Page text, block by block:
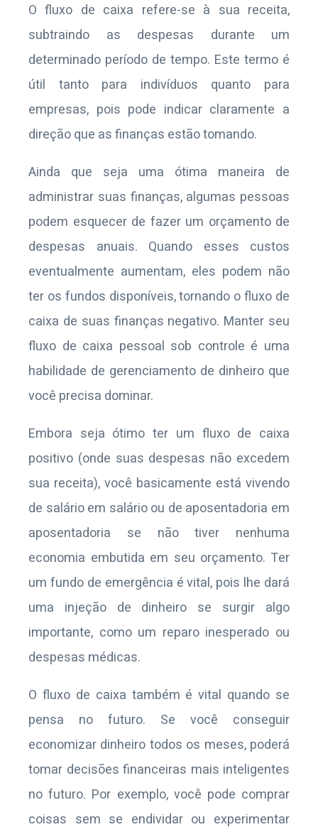
O fluxo de caixa refere-se à sua receita,
subtraindo as despesas durante um
determinado período de tempo. Este termo é
útil tanto para indivíduos quanto para
empresas, pois pode indicar claramente a
direção que as finanças estão tomando.
Ainda que seja uma ótima maneira de
administrar suas finanças, algumas pessoas
podem esquecer de fazer um orçamento de
despesas anuais. Quando esses custos
eventualmente aumentam, eles podem não
ter os fundos disponíveis, tornando o fluxo de
caixa de suas finanças negativo. Manter seu
fluxo de caixa pessoal sob controle é uma
habilidade de gerenciamento de dinheiro que
você precisa dominar.
Embora seja ótimo ter um fluxo de caixa
positivo (onde suas despesas não excedem
sua receita), você basicamente está vivendo
de salário em salário ou de aposentadoria em
aposentadoria se não tiver nenhuma
economia embutida em seu orçamento. Ter
um fundo de emergência é vital, pois lhe dará
uma injeção de dinheiro se surgir algo
importante, como um reparo inesperado ou
despesas médicas.
O fluxo de caixa também é vital quando se
pensa no futuro. Se você conseguir
economizar dinheiro todos os meses, poderá
tomar decisões financeiras mais inteligentes
no futuro. Por exemplo, você pode comprar
coisas sem se endividar ou experimentar